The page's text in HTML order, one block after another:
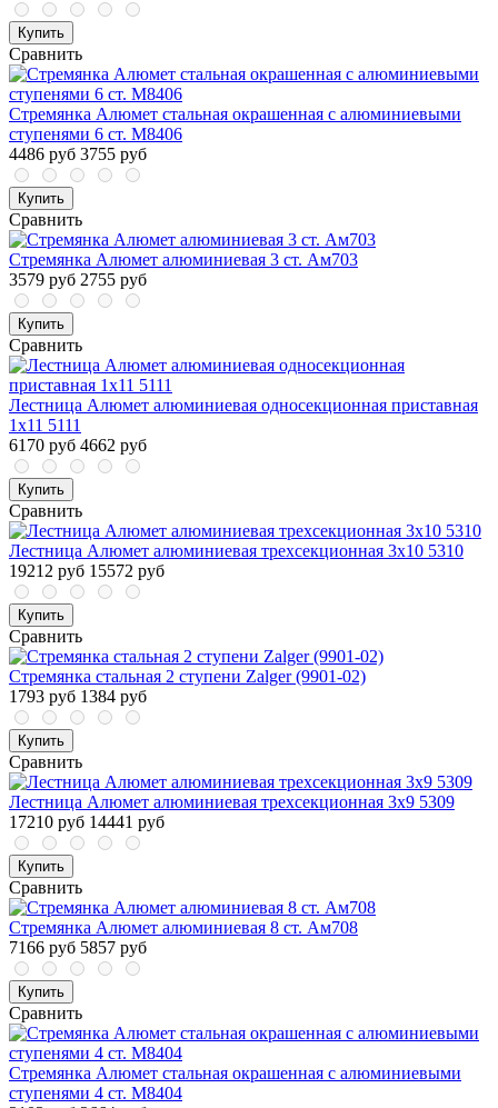
Купить
Сравнить
Стремянка Алюмет стальная окрашенная с алюминиевыми
ступенями 6 ст. М8406
4486 руб 3755 руб
Купить
Сравнить
Стремянка Алюмет алюминиевая 3 ст. Ам703
3579 руб 2755 руб
Купить
Сравнить
Лестница Алюмет алюминиевая односекционная приставная
1x11 5111
6170 руб 4662 руб
Купить
Сравнить
Лестница Алюмет алюминиевая трехсекционная 3x10 5310
19212 руб 15572 руб
Купить
Сравнить
Стремянка стальная 2 ступени Zalger (9901-02)
1793 руб 1384 руб
Купить
Сравнить
Лестница Алюмет алюминиевая трехсекционная 3x9 5309
17210 руб 14441 руб
Купить
Сравнить
Стремянка Алюмет алюминиевая 8 ст. Ам708
7166 руб 5857 руб
Купить
Сравнить
Стремянка Алюмет стальная окрашенная с алюминиевыми
ступенями 4 ст. М8404